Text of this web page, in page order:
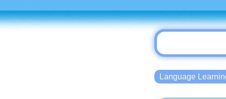
Language